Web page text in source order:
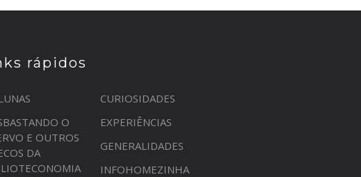
rápidos
CURIOSIDADES
O
E OUTROS
DA
EXPERIÊNCIAS
GENERALIDADES
INFOHOMEZINHA